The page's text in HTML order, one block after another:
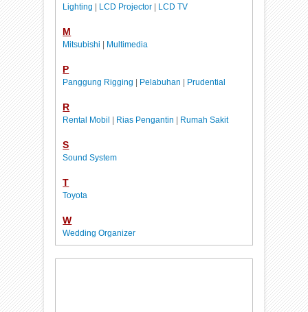
Lighting | LCD Projector | LCD TV
M
Mitsubishi | Multimedia
P
Panggung Rigging | Pelabuhan | Prudential
R
Rental Mobil | Rias Pengantin | Rumah Sakit
S
Sound System
T
Toyota
W
Wedding Organizer